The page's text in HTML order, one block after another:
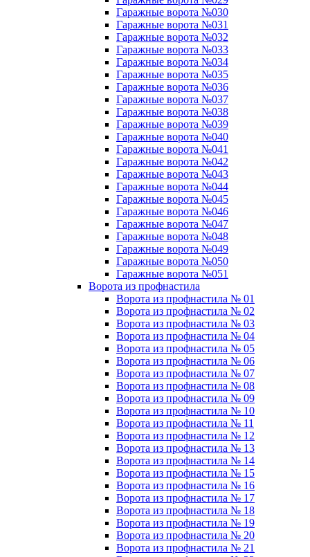
Гаражные ворота №030
Гаражные ворота №031
Гаражные ворота №032
Гаражные ворота №033
Гаражные ворота №034
Гаражные ворота №035
Гаражные ворота №036
Гаражные ворота №037
Гаражные ворота №038
Гаражные ворота №039
Гаражные ворота №040
Гаражные ворота №041
Гаражные ворота №042
Гаражные ворота №043
Гаражные ворота №044
Гаражные ворота №045
Гаражные ворота №046
Гаражные ворота №047
Гаражные ворота №048
Гаражные ворота №049
Гаражные ворота №050
Гаражные ворота №051
Ворота из профнастила
Ворота из профнастила № 01
Ворота из профнастила № 02
Ворота из профнастила № 03
Ворота из профнастила № 04
Ворота из профнастила № 05
Ворота из профнастила № 06
Ворота из профнастила № 07
Ворота из профнастила № 08
Ворота из профнастила № 09
Ворота из профнастила № 10
Ворота из профнастила № 11
Ворота из профнастила № 12
Ворота из профнастила № 13
Ворота из профнастила № 14
Ворота из профнастила № 15
Ворота из профнастила № 16
Ворота из профнастила № 17
Ворота из профнастила № 18
Ворота из профнастила № 19
Ворота из профнастила № 20
Ворота из профнастила № 21